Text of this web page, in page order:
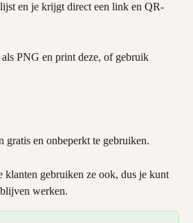
en je krijgt direct een link en QR-
PNG en print deze, of gebruik
en onbeperkt te gebruiken.
klanten gebruiken ze ook, dus je kunt
werken.